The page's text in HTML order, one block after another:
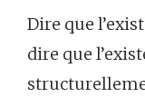
Dire que
dire que